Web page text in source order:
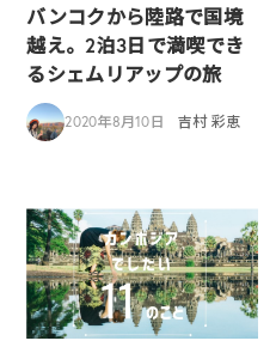
バンコクから陸路で国境
越え。2泊3日で満喫でき
るシェムリアップの旅
2020年8月10日 吉村 彩恵